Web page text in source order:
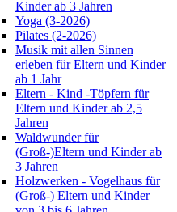
Kinder ab 3 Jahren
Yoga (3-2026)
Pilates (2-2026)
Musik mit allen Sinnen
erleben für Eltern und Kinder
ab 1 Jahr
Eltern - Kind -Töpfern für
Eltern und Kinder ab 2,5
Jahren
Waldwunder für
(Groß-)Eltern und Kinder ab
3 Jahren
Holzwerken - Vogelhaus für
(Groß-) Eltern und Kinder